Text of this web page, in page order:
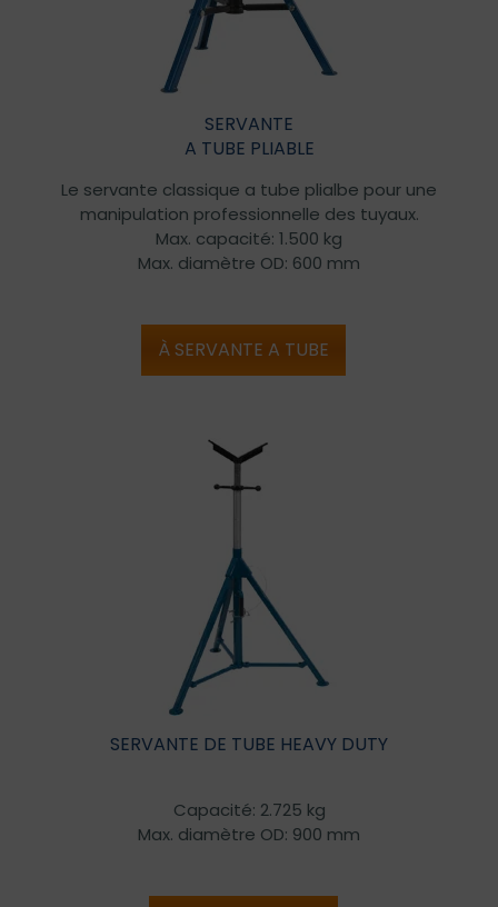
SERVANTE
A TUBE PLIABLE
Le servante classique a tube plialbe pour une
manipulation professionnelle des tuyaux.
Max. capacité: 1.500 kg
Max. diamètre OD: 600 mm
À SERVANTE A TUBE
SERVANTE DE TUBE HEAVY DUTY
Capacité: 2.725 kg
Max. diamètre OD: 900 mm